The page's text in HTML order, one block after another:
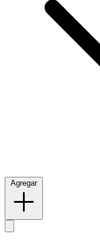
Agregar